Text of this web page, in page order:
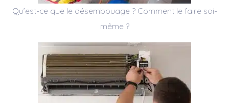
Qu’est-ce que le désembouage ? Comment le faire soi-
même ?